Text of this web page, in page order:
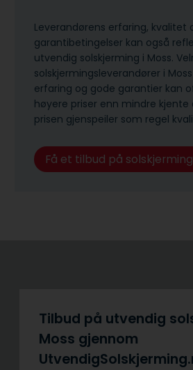
Leverandørens erfaring, kvalitet
garantibetingelser kan også
utvendig solskjerming i Moss.
solskjermingsleverandører i
erfaring og gode garantier kan
høyere priser enn mindre kjente
prisen gjenspeiler som regel
Få et tilbud på
Tilbud på utvendig
Moss gjennom